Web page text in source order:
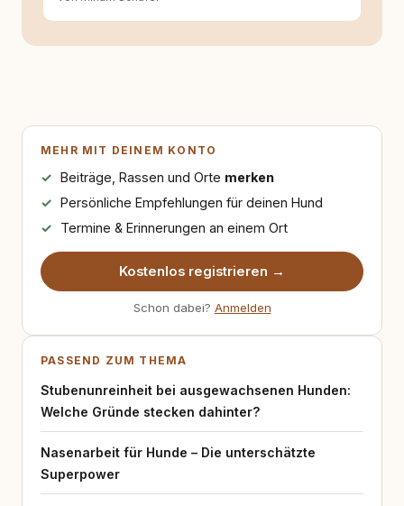
MEHR MIT DEINEM KONTO
Beiträge, Rassen und Orte merken
Persönliche Empfehlungen für deinen Hund
Termine & Erinnerungen an einem Ort
Kostenlos registrieren →
Schon dabei? Anmelden
PASSEND ZUM THEMA
Stubenunreinheit bei ausgewachsenen Hunden:
Welche Gründe stecken dahinter?
Nasenarbeit für Hunde – Die unterschätzte
Superpower